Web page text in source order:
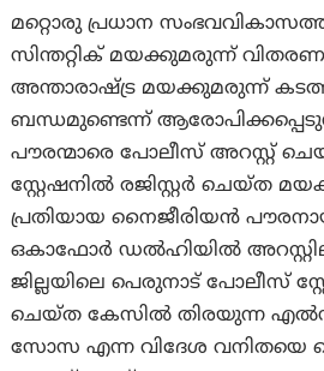
മറ്റൊരു പ്രധാന
സിന്തറ്റിക് മയക്കുമരുന്ന്
അന്താരാഷ്ട്ര മയക്കുമരുന്ന്
ബന്ധമുണ്ടെന്ന്
പൗരന്മാരെ പോലീസ് അറസ്റ്റ്
സ്റ്റേഷനിൽ രജിസ്റ്റർ ചെയ്ത
പ്രതിയായ നൈജീരിയൻ
ഒകാഫോർ ഡൽഹിയിൽ
ജില്ലയിലെ പെരുനാട് പോലീസ്
ചെയ്ത കേസിൽ തിരയുന്ന
സോസ എന്ന വിദേശ വനിതയെ